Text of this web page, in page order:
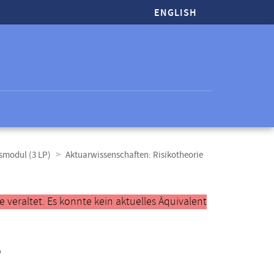
ENGLISH
(3 LP) Aktuarwissenschaften: Risikotheorie
veraltet. Es konnte kein aktuelles Äquivalent